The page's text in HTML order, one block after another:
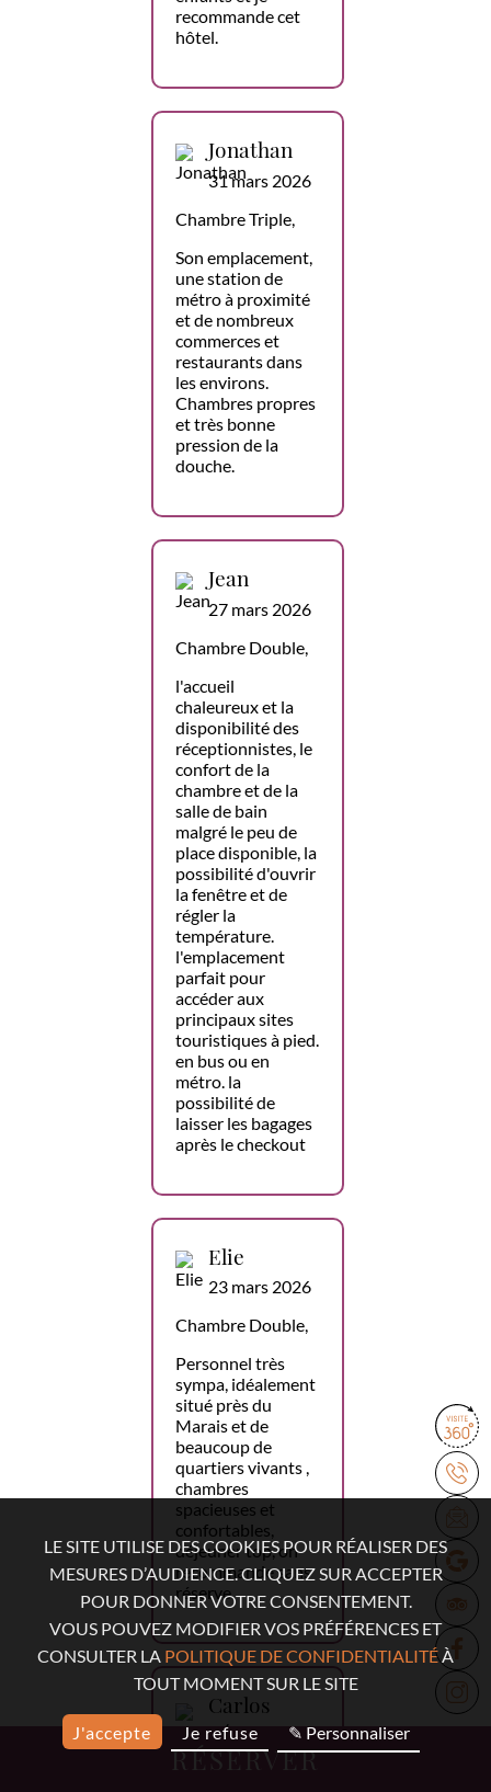
RÉSERVER
recommande cet
hôtel.
Jonathan
31 mars 2026
Chambre Triple,
Son emplacement,
une station de
métro à proximité
et de nombreux
commerces et
restaurants dans
les environs.
Chambres propres
et très bonne
pression de la
douche.
Jean
27 mars 2026
Chambre Double,
l'accueil
chaleureux et la
disponibilité des
réceptionnistes, le
confort de la
chambre et de la
salle de bain
malgré le peu de
place disponible, la
possibilité d'ouvrir
la fenêtre et de
régler la
température.
l'emplacement
parfait pour
accéder aux
principaux sites
touristiques à pied.
en bus ou en
métro. la
possibilité de
laisser les bagages
après le checkout
Elie
23 mars 2026
Chambre Double,
Personnel très
sympa, idéalement
situé près du
Marais et de
beaucoup de
quartiers vivants ,
chambres
spacieuses et
confortables,
déjeuner top, on
recommande sans
réserve.
Carlos
López
18 mars 2026
LE SITE UTILISE DES COOKIES POUR RÉALISER DES
MESURES D’AUDIENCE. CLIQUEZ SUR ACCEPTER
POUR DONNER VOTRE CONSENTEMENT.
VOUS POUVEZ MODIFIER VOS PRÉFÉRENCES ET
CONSULTER LA POLITIQUE DE CONFIDENTIALITÉÀ
TOUT MOMENT SUR LE SITE
J'accepte Je refuse ✎ Personnaliser